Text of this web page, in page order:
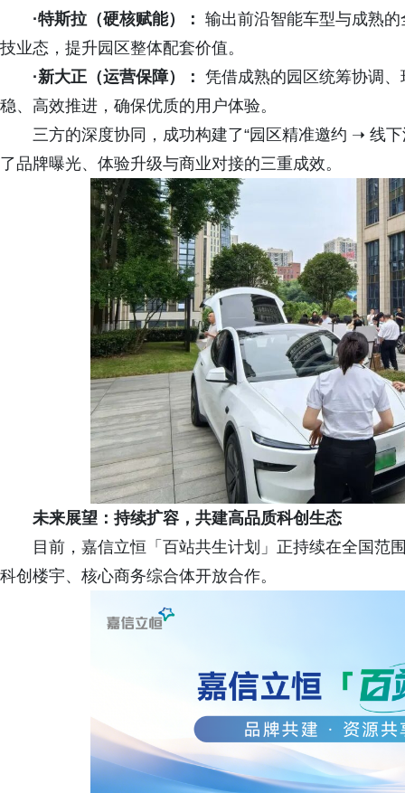
·特斯拉（硬核赋能）： 输出前沿智能车型与成熟
技业态，提升园区整体配套价值。
·新大正（运营保障）： 凭借成熟的园区统筹协调
稳、高效推进，确保优质的用户体验。
三方的深度协同，成功构建了“园区精准邀约 ➝ 线
了品牌曝光、体验升级与商业对接的三重成效。
未来展望： 持续扩容，共建高品质科创生态
目前，嘉信立恒「百站共生计划」正持续在全国范
科创楼宇、核心商务综合体开放合作。